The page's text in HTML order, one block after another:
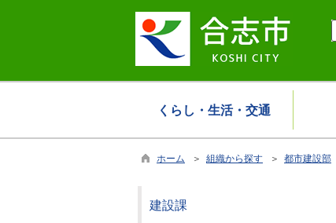
くらし・生活・交通
ホーム ＞ 組織から探す ＞ 都市建設部
建設課